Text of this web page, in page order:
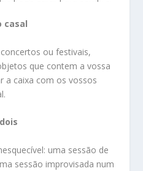
casal
ou festivais,
que contem a vossa
a caixa com os vossos
uma sessão de
sessão improvisada num